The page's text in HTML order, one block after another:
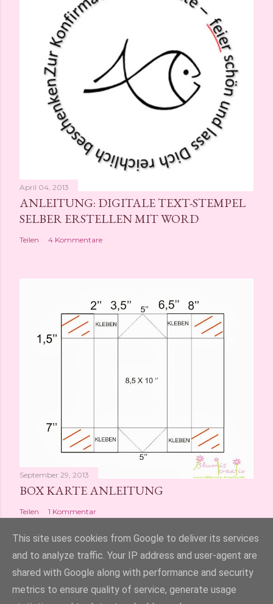
n
April 04, 2013
ANLEITUNG: DIGITALE TEXT-STEMPEL
SELBER ERSTELLEN MIT WORD
Teilen 4 Kommentare
September 29, 2013
BOX KARTE ANLEITUNG
Teilen 1 Kommentar
Powered by Blogger
This site uses cookies from Google to deliver its services
and to analyze traffic. Your IP address and user-agent are
shared with Google along with performance and security
metrics to ensure quality of service, generate usage